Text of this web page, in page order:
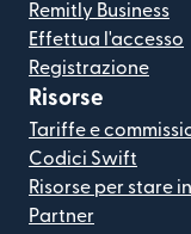
Remitly Business
Effettua l'accesso
Registrazione
Risorse
Tariffe e
Codici Swift
Risorse per stare
Partner